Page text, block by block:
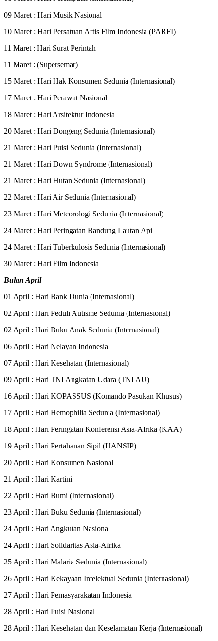
09 Maret : Hari Musik Nasional
10 Maret : Hari Persatuan Artis Film Indonesia (PARFI)
11 Maret : Hari Surat Perintah
11 Maret : (Supersemar)
15 Maret : Hari Hak Konsumen Sedunia (Internasional)
17 Maret : Hari Perawat Nasional
18 Maret : Hari Arsitektur Indonesia
20 Maret : Hari Dongeng Sedunia (Internasional)
21 Maret : Hari Puisi Sedunia (Internasional)
21 Maret : Hari Down Syndrome (Internasional)
21 Maret : Hari Hutan Sedunia (Internasional)
22 Maret : Hari Air Sedunia (Internasional)
23 Maret : Hari Meteorologi Sedunia (Internasional)
24 Maret : Hari Peringatan Bandung Lautan Api
24 Maret : Hari Tuberkulosis Sedunia (Internasional)
30 Maret : Hari Film Indonesia
Bulan April
01 April : Hari Bank Dunia (Internasional)
02 April : Hari Peduli Autisme Sedunia (Internasional)
02 April : Hari Buku Anak Sedunia (Internasional)
06 April : Hari Nelayan Indonesia
07 April : Hari Kesehatan (Internasional)
09 April : Hari TNI Angkatan Udara (TNI AU)
16 April : Hari KOPASSUS (Komando Pasukan Khusus)
17 April : Hari Hemophilia Sedunia (Internasional)
18 April : Hari Peringatan Konferensi Asia-Afrika (KAA)
19 April : Hari Pertahanan Sipil (HANSIP)
20 April : Hari Konsumen Nasional
21 April : Hari Kartini
22 April : Hari Bumi (Internasional)
23 April : Hari Buku Sedunia (Internasional)
24 April : Hari Angkutan Nasional
24 April : Hari Solidaritas Asia-Afrika
25 April : Hari Malaria Sedunia (Internasional)
26 April : Hari Kekayaan Intelektual Sedunia (Internasional)
27 April : Hari Pemasyarakatan Indonesia
28 April : Hari Puisi Nasional
28 April : Hari Kesehatan dan Keselamatan Kerja (Internasional)